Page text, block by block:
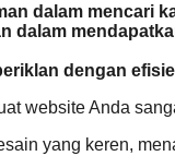
dalam mencari
dalam
dengan
website Anda
yang keren,